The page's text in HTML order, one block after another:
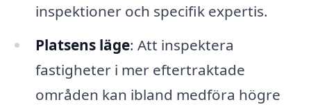
inspektioner och specifik expertis.
Platsens läge: Att inspektera
fastigheter i mer eftertraktade
områden kan ibland medföra högre